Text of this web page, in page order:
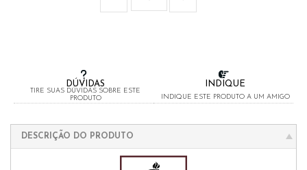
DÚVIDAS
TIRE SUAS DÚVIDAS SOBRE ESTE
PRODUTO
INDIQUE
INDIQUE ESTE PRODUTO A UM AMIGO
DESCRIÇÃO DO PRODUTO